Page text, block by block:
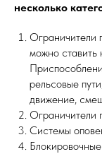
несколько
Ограничители
можно
рельсовые
движение,
Ограничители
Системы